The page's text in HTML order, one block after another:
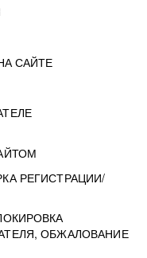
САЙТЕ
РЕГИСТРАЦИИ/
ОБЖАЛОВАНИЕ